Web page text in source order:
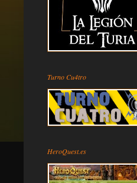
Turno Cu4tro
HeroQuest.es